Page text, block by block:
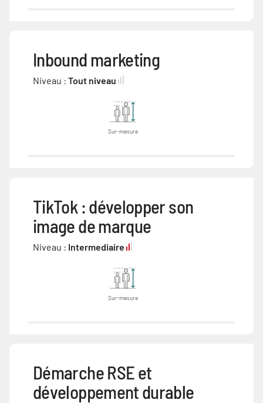
Inbound marketing
Niveau : Tout niveau
Sur-mesure
TikTok : développer son
image de marque
Niveau : Intermediaire
Sur-mesure
Démarche RSE et
développement durable